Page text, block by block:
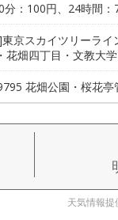
分：100円、24時間：
京スカイツリーライ
花畑四丁目・文教大
花畑公園・桜花亭
天気情報